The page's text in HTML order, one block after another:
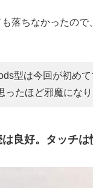
落ちなかったので
型は今回が初め
ったほど邪魔にな
良好。タッチは